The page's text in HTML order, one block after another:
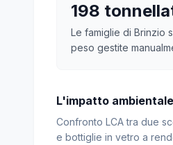
198
Le famiglie di Brinzio
peso gestite
L'impatto
Confronto LCA tra due
e bottiglie in vetro a